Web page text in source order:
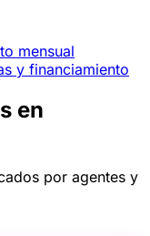
mensual
y financiamiento
en
por agentes y